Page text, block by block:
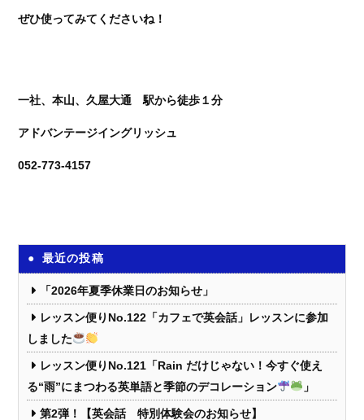
ぜひ使ってみてくださいね！
一社、本山、久屋大通 駅から徒歩１分
アドバンテージイングリッシュ
052-773-4157
最近の投稿
「2026年夏季休業日のお知らせ」
レッスン便りNo.122「カフェで英会話」レッスンに参加
しました
レッスン便りNo.121「Rain だけじゃない！今すぐ使え
る“雨”にまつわる英単語と季節のデコレーション
」
第2弾！【英会話 特別体験会のお知らせ】